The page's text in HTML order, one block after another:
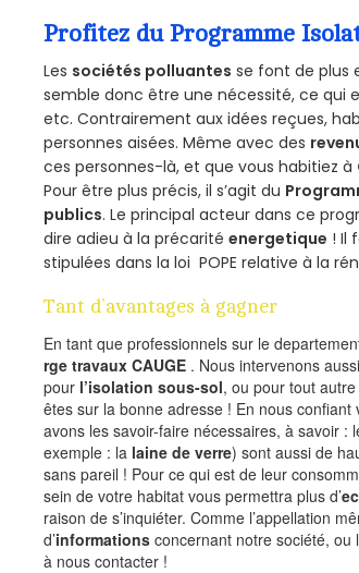
Profitez du Programme
Les sociétés polluantes se font de plus
semble donc être une nécessité, ce qui
etc. Contrairement aux idées reçues,
personnes aisées. Même avec des
ces personnes-là, et que vous habitiez à
Pour être plus précis, il s’agit du
publics. Le principal acteur dans ce
dire adieu à la précaritéenergetique ! Il
stipulées dans la loi POPE relative à la
Tant d’avantages à gagner
En tant que professionnels sur le
rge travaux CAUGE . Nous intervenons
pour l’isolation sous-sol, ou pour tout
êtes sur la bonne adresse ! En nous
avons les savoir-faire nécessaires, à savoir :
exemple : la laine de verre) sont aussi de
sans pareil ! Pour ce qui est de leur
sein de votre habitat vous permettra plus d’
raison de s’inquiéter. Comme l’appellation
d’informations concernant notre société,
à nous contacter !